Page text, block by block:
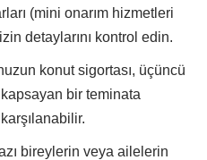
(mini onarım hizmetleri
detaylarını kontrol edin.
konut sigortası, üçüncü
bir teminata
bireylerin veya ailelerin